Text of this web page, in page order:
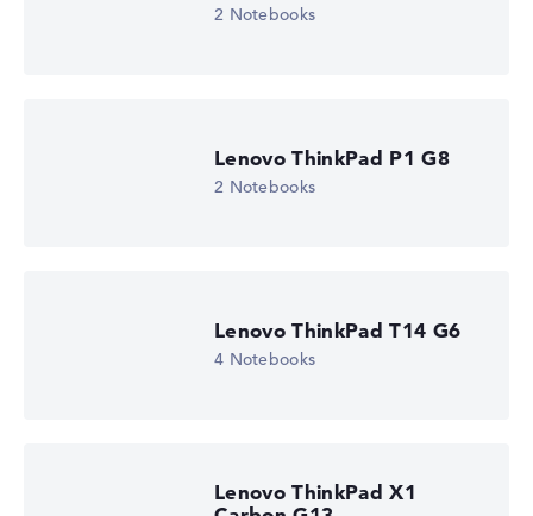
2 Notebooks
Lenovo ThinkPad P1 G8
2 Notebooks
Lenovo ThinkPad T14 G6
4 Notebooks
Lenovo ThinkPad X1